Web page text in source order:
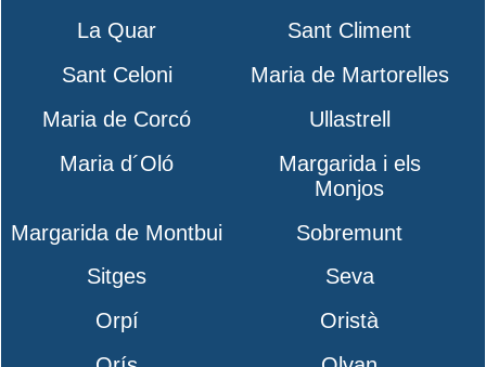
La Quar
Sant Climent
Sant Celoni
Maria de Martorelles
Maria de Corcó
Ullastrell
Maria d´Oló
Margarida i els
Monjos
Margarida de Montbui
Sobremunt
Sitges
Seva
Orpí
Oristà